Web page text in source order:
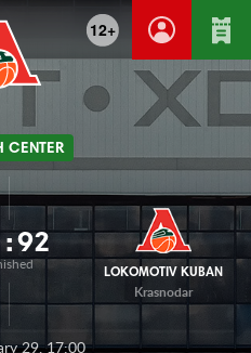
12+
CENTER
:92
LOKOMOTIV KUBAN
Krasnodar
29, 17:00